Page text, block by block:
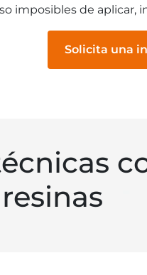
imposibles de aplicar,
Solicita una